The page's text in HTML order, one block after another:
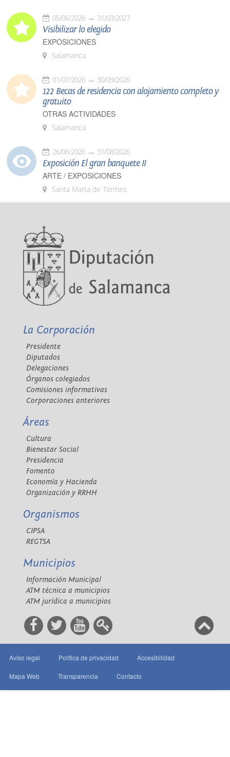
05/06/2026 31/03/2027
Visibilizar lo elegido
EXPOSICIONES
Salamanca
01/07/2026 30/09/2026
122 Becas de residencia con alojamiento completo y
gratuito
OTRAS ACTIVIDADES
Salamanca
26/06/2026 31/08/2026
Exposición El gran banquete II
ARTE / EXPOSICIONES
Santa Marta de Tormes
La Corporación
Presidente
Diputados
Delegaciones
Órganos colegiados
Comisiones informativas
Corporaciones anteriores
Áreas
Cultura
Bienestar Social
Presidencia
Fomento
Economía y Hacienda
Organización y RRHH
Organismos
CIPSA
REGTSA
Municipios
Información Municipal
ATM técnica a municipios
ATM jurídica a municipios
Aviso legal Política de privacidad Accesibilidad
Mapa Web Transparencia Contacto